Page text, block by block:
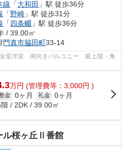
線 「大和田 」駅 徒歩36分
「野崎 」駅 徒歩31分
「四条畷 」駅 徒歩36分
/ 39.00㎡
門真市脇田町33-14
室洋室 南向きバルコニー 最上階・角
万円 (管理費等：3,000円 )
金 0ヶ月 礼金 0ヶ月
/ 2DK / 39.00㎡
ル桜ヶ丘Ⅱ番館